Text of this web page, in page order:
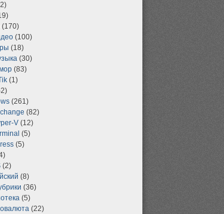
(170)
(100)
(18)
(30)
(83)
(1)
(261)
(82)
V (12)
(5)
(5)
(2)
(8)
(36)
(5)
(22)